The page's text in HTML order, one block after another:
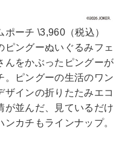
ーチ \3,960（税込）
ピングーぬいぐるみフェ
んをかぶったピングーが
。ピングーの生活のワン
ザインの折りたたみエコ
が並んだ、見ているだけ
カチもラインナップ。